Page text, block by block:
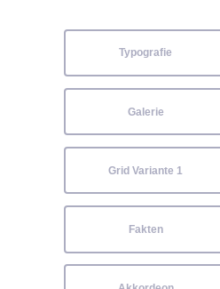
Typografie
Galerie
Grid Variante 1
Fakten